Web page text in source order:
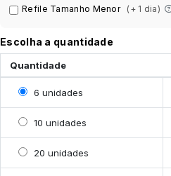
Refile Tamanho Menor (+ 1 dia)
Escolha a quantidade
Quantidade
Selecionar 6 unidades
6 unidades
Selecionar 10 unidades
10 unidades
Selecionar 20 unidades
20 unidades